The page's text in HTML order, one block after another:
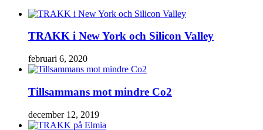
TRAKK i New York och Silicon Valley
februari 6, 2020
Tillsammans mot mindre Co2
december 12, 2019